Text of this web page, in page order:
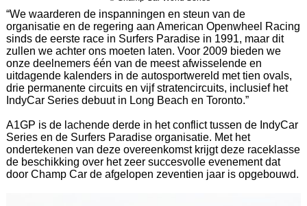
“We waarderen de inspanningen en steun van de
organisatie en de regering aan American Openwheel Racing
sinds de eerste race in Surfers Paradise in 1991, maar dit
zullen we achter ons moeten laten. Voor 2009 bieden we
onze deelnemers één van de meest afwisselende en
uitdagende kalenders in de autosportwereld met tien ovals,
drie permanente circuits en vijf stratencircuits, inclusief het
IndyCar Series debuut in Long Beach en Toronto.”
A1GP is de lachende derde in het conflict tussen de IndyCar
Series en de Surfers Paradise organisatie. Met het
ondertekenen van deze overeenkomst krijgt deze raceklasse
de beschikking over het zeer succesvolle evenement dat
door Champ Car de afgelopen zeventien jaar is opgebouwd.